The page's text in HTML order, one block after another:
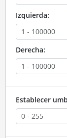
Izquierda:
Derecha:
Establecer